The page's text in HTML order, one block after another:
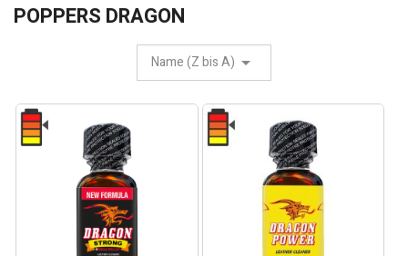
POPPERS DRAGON
Name (Z bis A)